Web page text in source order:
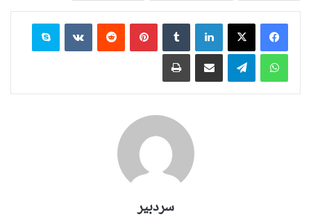
لینکدین ‫تامبلر ‫پین‌ترست‫رددیت ‫VKontakteاسکایپ
واتس آپ
تلگرام اشتراک گذاری از طریق ایمیل چاپ
سردبیر